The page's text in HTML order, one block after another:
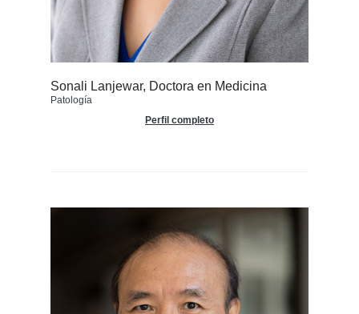
Sonali Lanjewar, Doctora en Medicina
Patología
Perfil completo